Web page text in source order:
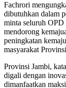
Fachrori
dibutuhkan dalam
minta seluruh
mendorong
peningkatan
masyarakat
Provinsi Jambi,
digali dengan
dimanfaatkan